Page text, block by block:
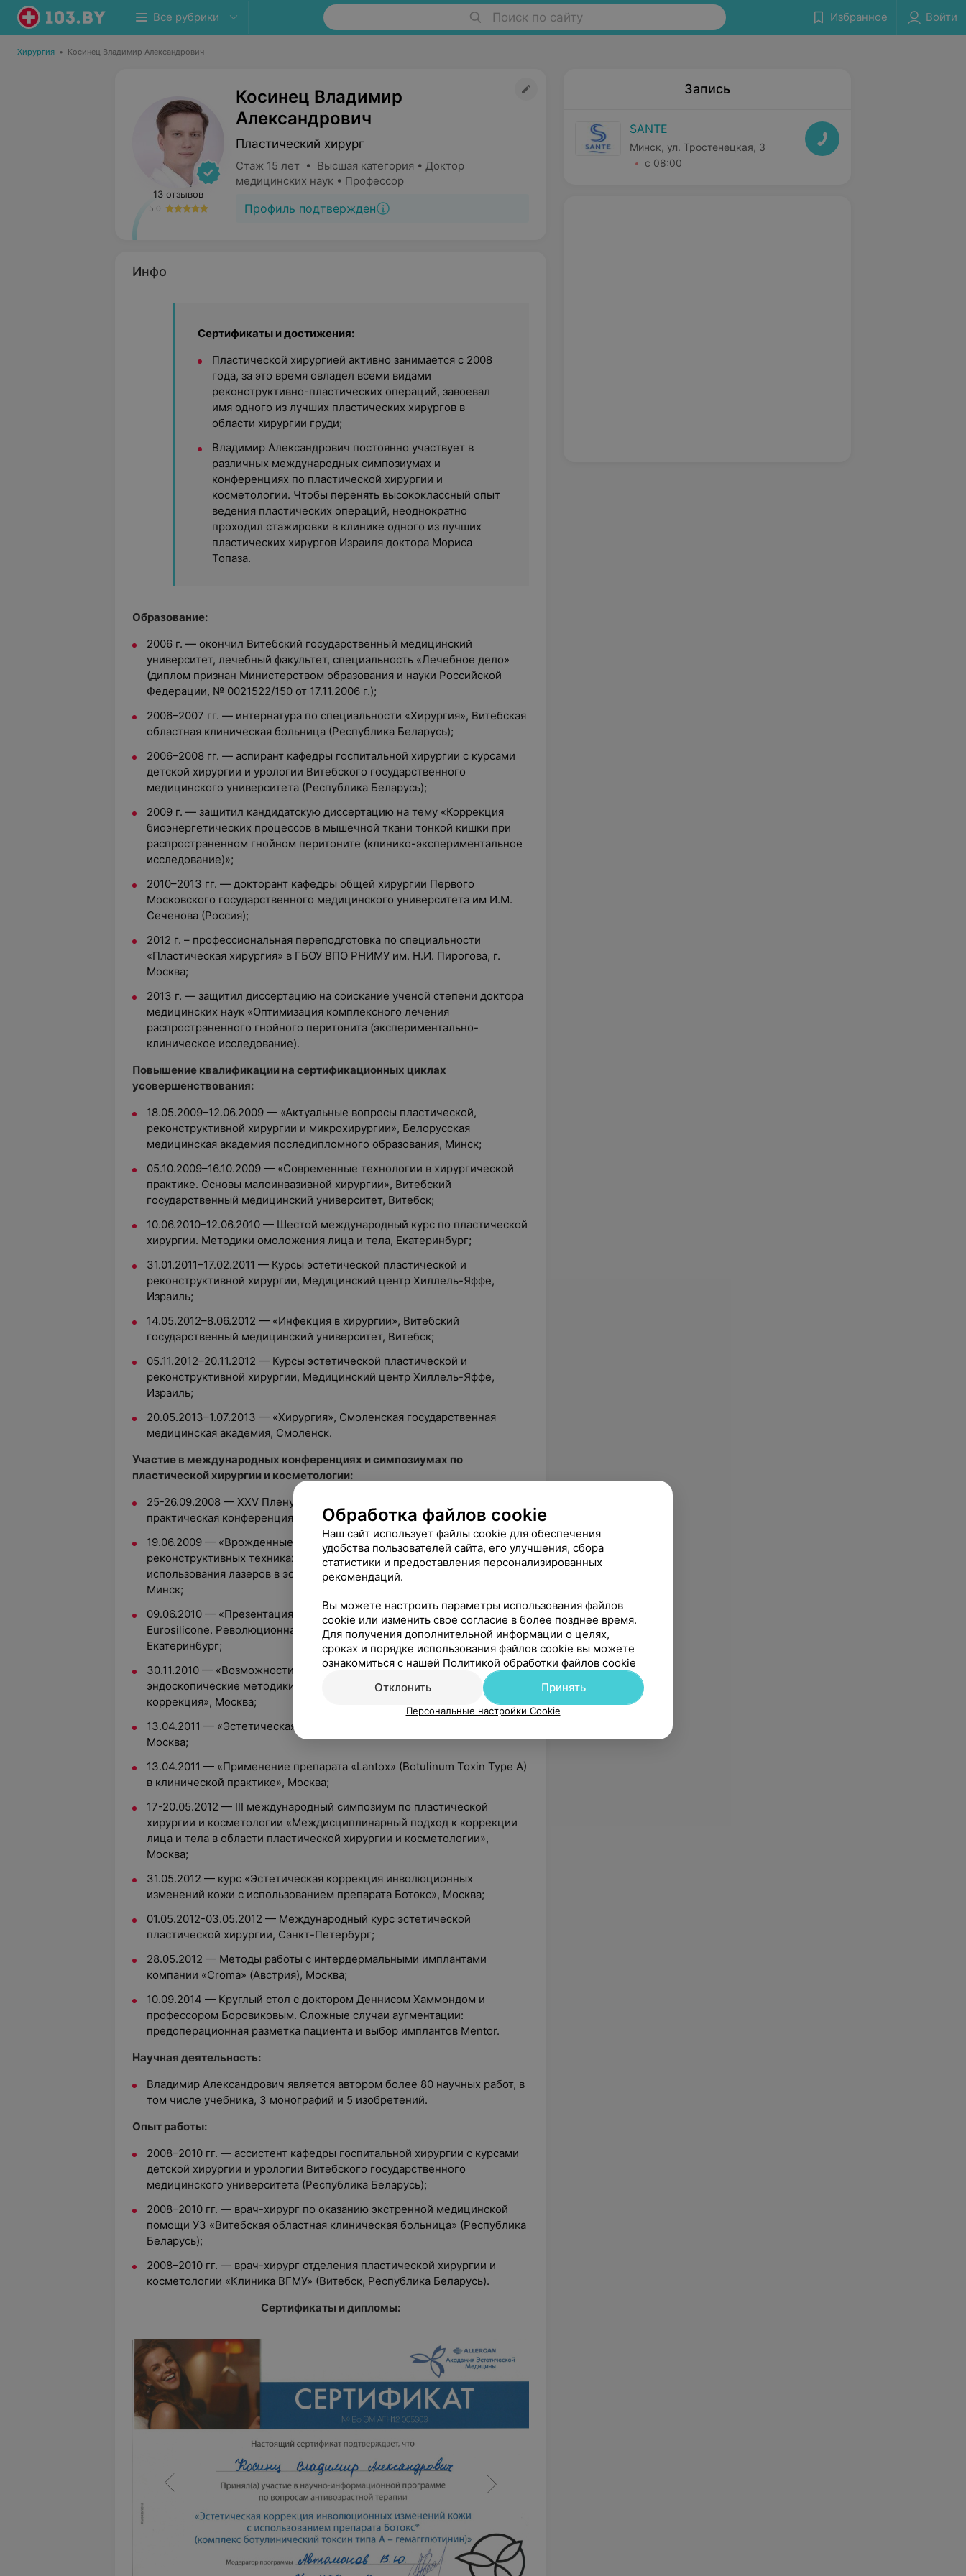
Все рубрики Поиск по сайту Избранное Войти
Хирургия • Косинец Владимир Александрович
13 отзывов
5.0
Косинец Владимир
Александрович
Пластический хирург
Стаж 15 лет • Высшая категория • Доктор
медицинских наук • Профессор
Профиль подтвержден
Инфо
Сертификаты и достижения:
Пластической хирургией активно занимается с 2008
года, за это время овладел всеми видами
реконструктивно-пластических операций, завоевал
имя одного из лучших пластических хирургов в
области хирургии груди;
Владимир Александрович постоянно участвует в
различных международных симпозиумах и
конференциях по пластической хирургии и
косметологии. Чтобы перенять высококлассный опыт
ведения пластических операций, неоднократно
проходил стажировки в клинике одного из лучших
пластических хирургов Израиля доктора Мориса
Топаза.
Образование:
2006 г. — окончил Витебский государственный медицинский
университет, лечебный факультет, специальность «Лечебное дело»
(диплом признан Министерством образования и науки Российской
Федерации, № 0021522/150 от 17.11.2006 г.);
2006–2007 гг. — интернатура по специальности «Хирургия», Витебская
областная клиническая больница (Республика Беларусь);
2006–2008 гг. — аспирант кафедры госпитальной хирургии с курсами
детской хирургии и урологии Витебского государственного
медицинского университета (Республика Беларусь);
2009 г. — защитил кандидатскую диссертацию на тему «Коррекция
биоэнергетических процессов в мышечной ткани тонкой кишки при
распространенном гнойном перитоните (клинико-экспериментальное
исследование)»;
2010–2013 гг. — докторант кафедры общей хирургии Первого
Московского государственного медицинского университета им И.М.
Сеченова (Россия);
2012 г. – профессиональная переподготовка по специальности
«Пластическая хирургия» в ГБОУ ВПО РНИМУ им. Н.И. Пирогова, г.
Москва;
2013 г. — защитил диссертацию на соискание ученой степени доктора
медицинских наук «Оптимизация комплексного лечения
распространенного гнойного перитонита (экспериментально-
клиническое исследование).
Повышение квалификации на сертификационных циклах
усовершенствования:
18.05.2009–12.06.2009 — «Актуальные вопросы пластической,
реконструктивной хирургии и микрохирургии», Белорусская
медицинская академия последипломного образования, Минск;
05.10.2009–16.10.2009 — «Современные технологии в хирургической
практике. Основы малоинвазивной хирургии», Витебский
государственный медицинский университет, Витебск;
10.06.2010–12.06.2010 — Шестой международный курс по пластической
хирургии. Методики омоложения лица и тела, Екатеринбург;
31.01.2011–17.02.2011 — Курсы эстетической пластической и
реконструктивной хирургии, Медицинский центр Хиллель-Яффе,
Израиль;
14.05.2012–8.06.2012 — «Инфекция в хирургии», Витебский
государственный медицинский университет, Витебск;
05.11.2012–20.11.2012 — Курсы эстетической пластической и
реконструктивной хирургии, Медицинский центр Хиллель-Яффе,
Израиль;
20.05.2013–1.07.2013 — «Хирургия», Смоленская государственная
медицинская академия, Смоленск.
Участие в международных конференциях и симпозиумах по
пластической хирургии и косметологии:
25-26.09.2008 — XXV Пленум хирургов Республики Беларусь, научно-
практическая конференция «Актуальные вопросы хирургии», Борисов;
19.06.2009 — «Врожденные расщелины лица. Инновации в
реконструктивных техниках», «Новый стандарт безопасности
использования лазеров в эстетической хирургии и косметологии»,
Минск;
09.06.2010 — «Презентация анатомической матрицы имплантов
Eurosilicone. Революционная технология нитей «Silhouette Lift»,
Екатеринбург;
30.11.2010 — «Возможности комплексного подхода омоложения лица:
эндоскопические методики, нити «Silhouette Lift», волюметрическая
коррекция», Москва;
13.04.2011 — «Эстетическая коррекция препаратами «Bellcontour»,
Москва;
13.04.2011 — «Применение препарата «Lantox» (Botulinum Toxin Type A)
в клинической практике», Москва;
17-20.05.2012 — III международный симпозиум по пластической
хирургии и косметологии «Междисциплинарный подход к коррекции
лица и тела в области пластической хирургии и косметологии»,
Москва;
31.05.2012 — курс «Эстетическая коррекция инволюционных
изменений кожи с использованием препарата Ботокс», Москва;
01.05.2012-03.05.2012 — Международный курс эстетической
пластической хирургии, Санкт-Петербург;
28.05.2012 — Методы работы с интердермальными имплантами
компании «Croma» (Австрия), Москва;
10.09.2014 — Круглый стол с доктором Деннисом Хаммондом и
профессором Боровиковым. Сложные случаи аугментации:
предоперационная разметка пациента и выбор имплантов Mentor.
Научная деятельность:
Владимир Александрович является автором более 80 научных работ, в
том числе учебника, 3 монографий и 5 изобретений.
Опыт работы:
2008–2010 гг. — ассистент кафедры госпитальной хирургии с курсами
детской хирургии и урологии Витебского государственного
медицинского университета (Республика Беларусь);
2008–2010 гг. — врач-хирург по оказанию экстренной медицинской
помощи УЗ «Витебская областная клиническая больница» (Республика
Беларусь);
2008–2010 гг. — врач-хирург отделения пластической хирургии и
косметологии «Клиника ВГМУ» (Витебск, Республика Беларусь).
Сертификаты и дипломы:
Запись
SANTE
Минск, ул. Тростенецкая, 3
с 08:00
Обработка файлов cookie
Наш сайт использует файлы cookie для обеспечения
удобства пользователей сайта, его улучшения, сбора
статистики и предоставления персонализированных
рекомендаций.
Вы можете настроить параметры использования файлов
cookie или изменить свое согласие в более позднее время.
Для получения дополнительной информации о целях,
сроках и порядке использования файлов cookie вы можете
ознакомиться с нашей Политикой обработки файлов cookie
Отклонить
Принять
Персональные настройки Cookie